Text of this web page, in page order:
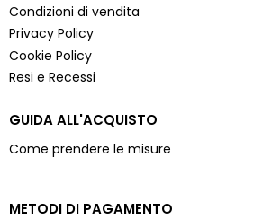
Condizioni di vendita
Privacy Policy
Cookie Policy
Resi e Recessi
GUIDA ALL'ACQUISTO
Come prendere le misure
METODI DI PAGAMENTO